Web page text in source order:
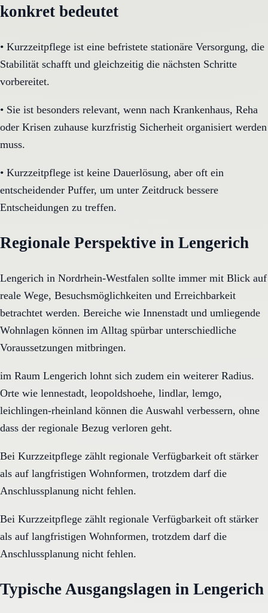
konkret bedeutet
• Kurzzeitpflege ist eine befristete stationäre Versorgung, die
Stabilität schafft und gleichzeitig die nächsten Schritte
vorbereitet.
• Sie ist besonders relevant, wenn nach Krankenhaus, Reha
oder Krisen zuhause kurzfristig Sicherheit organisiert werden
muss.
• Kurzzeitpflege ist keine Dauerlösung, aber oft ein
entscheidender Puffer, um unter Zeitdruck bessere
Entscheidungen zu treffen.
Regionale Perspektive in Lengerich
Lengerich in Nordrhein-Westfalen sollte immer mit Blick auf
reale Wege, Besuchsmöglichkeiten und Erreichbarkeit
betrachtet werden. Bereiche wie Innenstadt und umliegende
Wohnlagen können im Alltag spürbar unterschiedliche
Voraussetzungen mitbringen.
im Raum Lengerich lohnt sich zudem ein weiterer Radius.
Orte wie lennestadt, leopoldshoehe, lindlar, lemgo,
leichlingen-rheinland können die Auswahl verbessern, ohne
dass der regionale Bezug verloren geht.
Bei Kurzzeitpflege zählt regionale Verfügbarkeit oft stärker
als auf langfristigen Wohnformen, trotzdem darf die
Anschlussplanung nicht fehlen.
Bei Kurzzeitpflege zählt regionale Verfügbarkeit oft stärker
als auf langfristigen Wohnformen, trotzdem darf die
Anschlussplanung nicht fehlen.
Typische Ausgangslagen in Lengerich